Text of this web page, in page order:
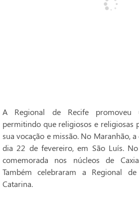
A Regional de Recife promoveu
permitindo que religiosos e religiosas
sua vocação e missão. No Maranhão,
dia 22 de fevereiro, em São Luís.
comemorada nos núcleos de
Também celebraram a Regional
Catarina.